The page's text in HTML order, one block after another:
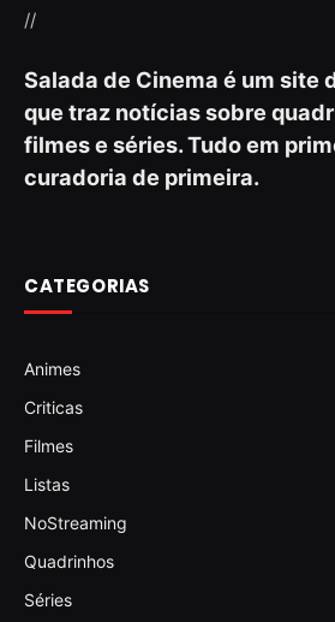
//
Salada de Cinema é um site
que traz notícias sobre
filmes e séries. Tudo em
curadoria de primeira.
CATEGORIAS
Animes
Criticas
Filmes
Listas
NoStreaming
Quadrinhos
Séries